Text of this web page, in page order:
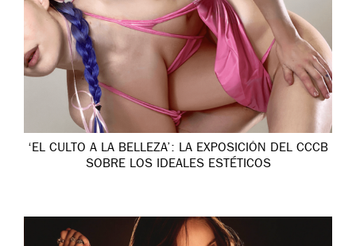
‘EL CULTO A LA BELLEZA’: LA EXPOSICIÓN DEL CCCB
SOBRE LOS IDEALES ESTÉTICOS